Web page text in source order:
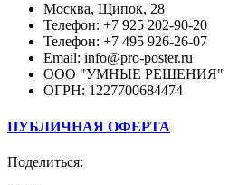
Москва, Щипок, 28
Телефон: +7 925 202-90-20
Телефон: +7 495 926-26-07
Email: info@pro-poster.ru
ООО "УМНЫЕ РЕШЕНИЯ"
ОГРН: 1227700684474
ПУБЛИЧНАЯ ОФЕРТА
Поделиться: